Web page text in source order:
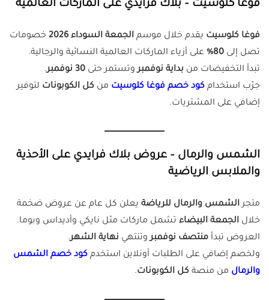
فوغا كلوسيت – بلاك فرايدي على الماركات العالمية
فوغا كلوسيت يقدم خلال موسم الجمعة السوداء 2026
خصومات
تصل إلى 80%
على أزياء الماركات العالمية النسائية والرجالية.
تبدأ التخفيضات من بداية نوفمبروتستمر حتى 30 نوفمبر
.
جرّب استخدام كود خصم فوغا كلوسيت من كل الكوبونات لتوفير
إضافي على المشتريات.
الشمس والرمال – عروض بلاك فرايدي على الأحذية
والملابس الرياضية
متجرالشمس والرمال للرياضة يعلن كل عام عن عروض ضخمة
خلال الجمعة البيضاء تشمل ماركات مثل نايكي وأديداس وبوما.
العروض تبدأ منتصف نوفمبروتنتهي نهاية الشهر.
ولخصم إضافي على الطلبات أونلاين استخدم كود خصم الشمس
والرمال من منصة كل الكوبونات.